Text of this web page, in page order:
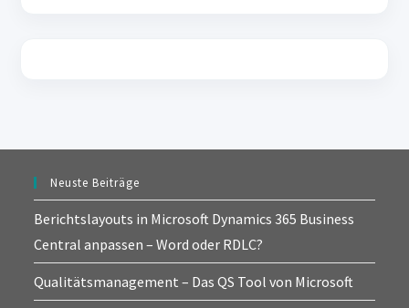
Neuste Beiträge
Berichtslayouts in Microsoft Dynamics 365 Business
Central anpassen – Word oder RDLC?
Qualitätsmanagement – Das QS Tool von Microsoft